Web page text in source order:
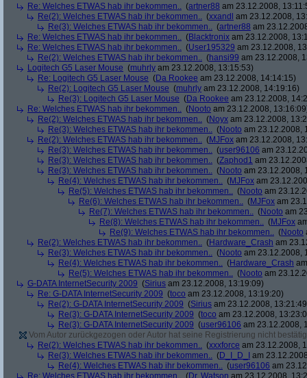
Re: Welches ETWAS hab ihr bekommen.. (artner88 am 23.12.2008,
Re(2): Welches ETWAS hab ihr bekommen.. (xxandl am 23.12.2008,
Re(3): Welches ETWAS hab ihr bekommen.. (artner88 am
Re: Welches ETWAS hab ihr bekommen.. (Blacktronix am 23.12.2008,
Re: Welches ETWAS hab ihr bekommen.. (User195329 am 23.12.2008,
Re(2): Welches ETWAS hab ihr bekommen.. (hansi99 am 23.12.2008,
Logitech G5 Laser Mouse (muhrly am 23.12.2008, 13:15:53)
Re: Logitech G5 Laser Mouse (Da Rookee am 23.12.2008, 14:14:15)
Re(2): Logitech G5 Laser Mouse (muhrly am 23.12.2008, 14:19:16)
Re(3): Logitech G5 Laser Mouse (Da Rookee am 23.12.2008,
Re: Welches ETWAS hab ihr bekommen.. (Nooto am 23.12.2008,
Re(2): Welches ETWAS hab ihr bekommen.. (Noyx am 23.12.2008,
Re(3): Welches ETWAS hab ihr bekommen.. (Nooto am 23.12.2008,
Re(2): Welches ETWAS hab ihr bekommen.. (MJFox am 23.12.2008,
Re(3): Welches ETWAS hab ihr bekommen.. (user96106 am
Re(3): Welches ETWAS hab ihr bekommen.. (Zaphod1 am
Re(3): Welches ETWAS hab ihr bekommen.. (Nooto am 23.12.2008,
Re(4): Welches ETWAS hab ihr bekommen.. (MJFox am
Re(5): Welches ETWAS hab ihr bekommen.. (Nooto am
Re(6): Welches ETWAS hab ihr bekommen.. (MJFox am
Re(7): Welches ETWAS hab ihr bekommen.. (Nooto am
Re(8): Welches ETWAS hab ihr bekommen.. (MJFox
Re(9): Welches ETWAS hab ihr bekommen.. (Nooto
Re(2): Welches ETWAS hab ihr bekommen.. (Hardware_Crash am
Re(3): Welches ETWAS hab ihr bekommen.. (Nooto am 23.12.2008,
Re(4): Welches ETWAS hab ihr bekommen.. (Hardware_Crash
Re(5): Welches ETWAS hab ihr bekommen.. (Nooto am
G-DATA InternetSecurity 2009 (Sirius am 23.12.2008, 13:19:09)
Re: G-DATA InternetSecurity 2009 (toco am 23.12.2008, 13:19:20)
Re(2): G-DATA InternetSecurity 2009 (Sirius am 23.12.2008,
Re(3): G-DATA InternetSecurity 2009 (toco am 23.12.2008,
Re(3): G-DATA InternetSecurity 2009 (user96106 am 23.12.2008,
Vom Autor zurückgezogen oder Autor hat seine Registrierung nicht
Re(2): Welches ETWAS hab ihr bekommen.. (xxxforce am 23.12.2008,
Re(3): Welches ETWAS hab ihr bekommen.. (D_I_D_I
am
Re(4): Welches ETWAS hab ihr bekommen.. (user96106 am
Re: Welches ETWAS hab ihr bekommen.. (Dr. Watson am 23.12.2008,